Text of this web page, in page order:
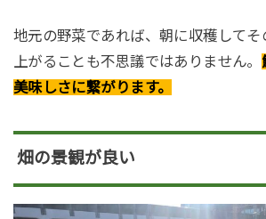
地元の野菜であれば、朝に収穫してそ
上がることも不思議ではありません。
美味しさに繋がります。
畑の景観が良い